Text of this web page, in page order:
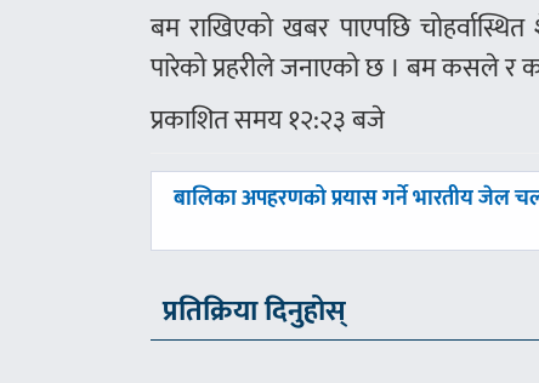
बम राखिएको खबर पाएपछि
पारेको प्रहरीले जनाएको छ । बम कसले
प्रकाशित समय १२:२३ बजे
पछिल्लाे
बालिका अपहरणको प्रयास गर्ने भारतीय जेल
प्रतिक्रिया दिनुहोस्